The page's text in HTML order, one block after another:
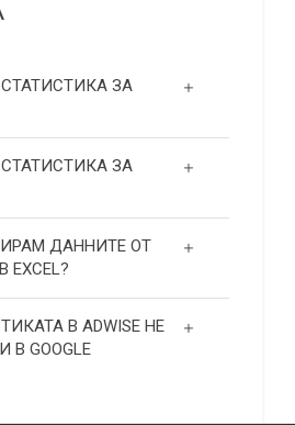
ЗА
ЗА
ДАННИТЕ ОТ
В ADWISE НЕ
GOOGLE